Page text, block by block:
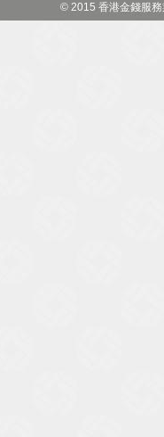
© 2015 香港金錢服